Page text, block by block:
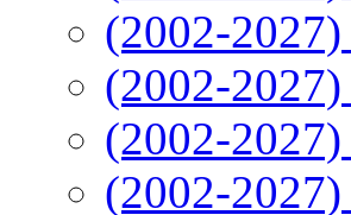
(2002-
(2002-2027)
(2002-2027)
(2002-